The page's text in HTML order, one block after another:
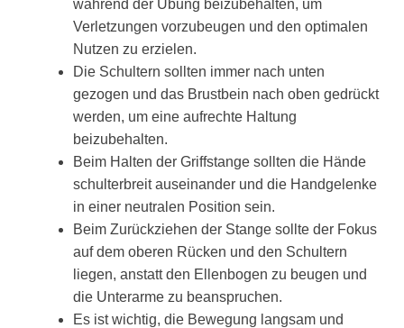
während der Übung beizubehalten, um
Verletzungen vorzubeugen und den optimalen
Nutzen zu erzielen.
Die Schultern sollten immer nach unten
gezogen und das Brustbein nach oben gedrückt
werden, um eine aufrechte Haltung
beizubehalten.
Beim Halten der Griffstange sollten die Hände
schulterbreit auseinander und die Handgelenke
in einer neutralen Position sein.
Beim Zurückziehen der Stange sollte der Fokus
auf dem oberen Rücken und den Schultern
liegen, anstatt den Ellenbogen zu beugen und
die Unterarme zu beanspruchen.
Es ist wichtig, die Bewegung langsam und